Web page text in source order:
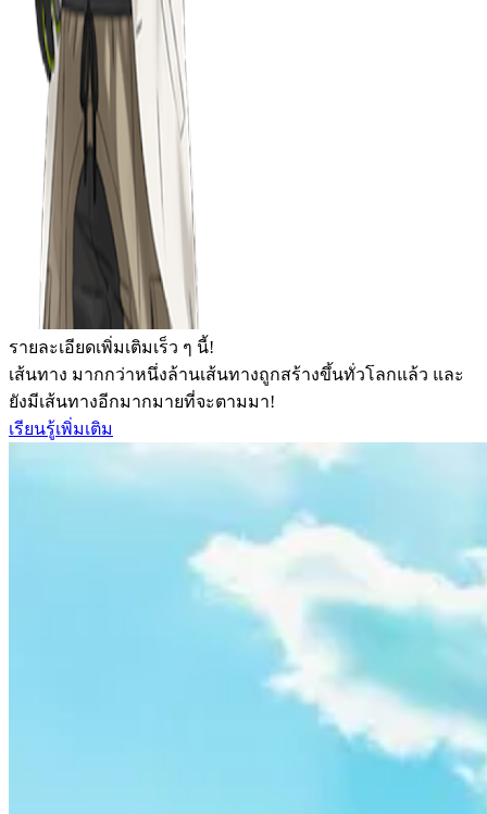
รายละเอียดเพิ่มเติมเร็ว ๆ นี้!
เส้นทาง มากกว่าหนึ่งล้านเส้นทางถูกสร้างขึ้นทั่วโลกแล้ว และ
ยังมีเส้นทางอีกมากมายที่จะตามมา!
เรียนรู้เพิ่มเติม